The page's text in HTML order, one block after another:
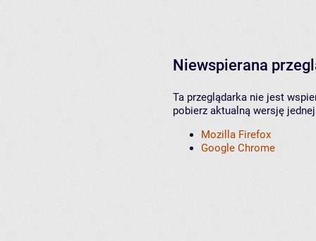
Niewspierana
Ta przeglądarka nie jest
pobierz aktualną wersję
Mozilla Firefox
Google Chrome